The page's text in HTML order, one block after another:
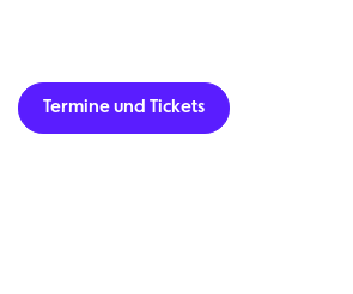
Termine und Tickets